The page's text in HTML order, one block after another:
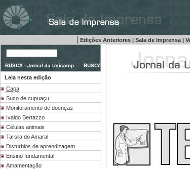
| Edições Anteriores | Sala de Imprensa |
Leia nesta edição
Capa
Suco de cupuaçu
Monitoramento de doenças
Ivaldo Bertazzo
Células animais
Tarsila do Amaral
Distúrbios de aprendizagem
Ensino fundamental
Amamentação